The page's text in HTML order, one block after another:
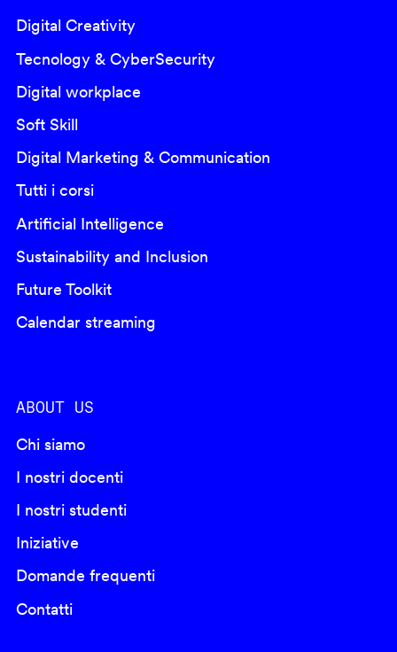
Digital Creativity
Tecnology & CyberSecurity
Digital workplace
Soft Skill
Digital Marketing & Communication
Tutti i corsi
Artificial Intelligence
Sustainability and Inclusion
Future Toolkit
Calendar streaming
ABOUT US
Chi siamo
I nostri docenti
I nostri studenti
Iniziative
Domande frequenti
Contatti